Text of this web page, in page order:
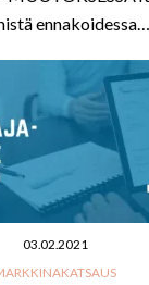
ennakoidessa…
03.02.2021